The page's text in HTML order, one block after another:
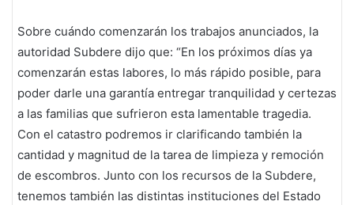
Sobre cuándo comenzarán los trabajos anunciados, la
autoridad Subdere dijo que: “En los próximos días ya
comenzarán estas labores, lo más rápido posible, para
poder darle una garantía entregar tranquilidad y certezas
a las familias que sufrieron esta lamentable tragedia.
Con el catastro podremos ir clarificando también la
cantidad y magnitud de la tarea de limpieza y remoción
de escombros. Junto con los recursos de la Subdere,
tenemos también las distintas instituciones del Estado